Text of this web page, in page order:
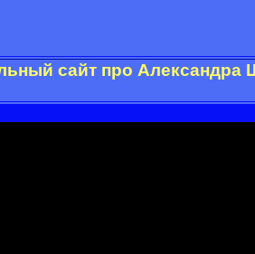
сайт про Александра